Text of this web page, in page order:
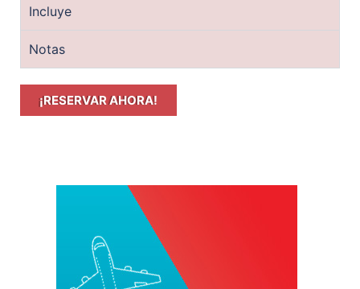
Incluye
Notas
¡RESERVAR AHORA!